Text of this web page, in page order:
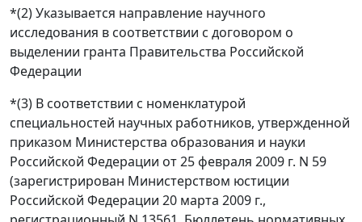
*(2) Указывается направление научного
исследования в соответствии с договором о
выделении гранта Правительства Российской
Федерации
*(3) В соответствии с номенклатурой
специальностей научных работников, утвержденной
приказом Министерства образования и науки
Российской Федерации от 25 февраля 2009 г. N 59
(зарегистрирован Министерством юстиции
Российской Федерации 20 марта 2009 г.,